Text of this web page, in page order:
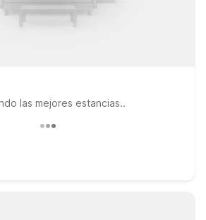
las mejores estancias..